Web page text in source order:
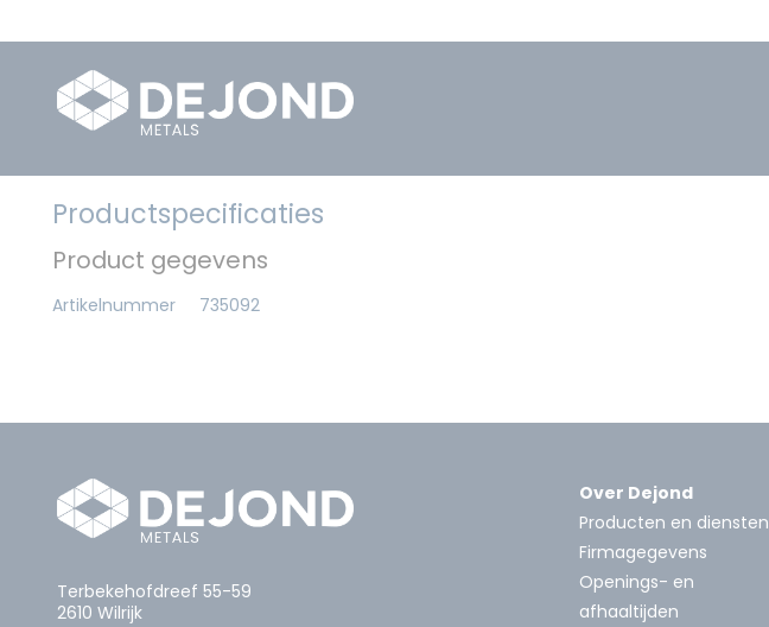
Productspecificaties
Product gegevens
Artikelnummer 735092
Terbekehofdreef 55-59
2610 Wilrijk
Over Dejond
Producten en diensten
Firmagegevens
Openings- en
afhaaltijden